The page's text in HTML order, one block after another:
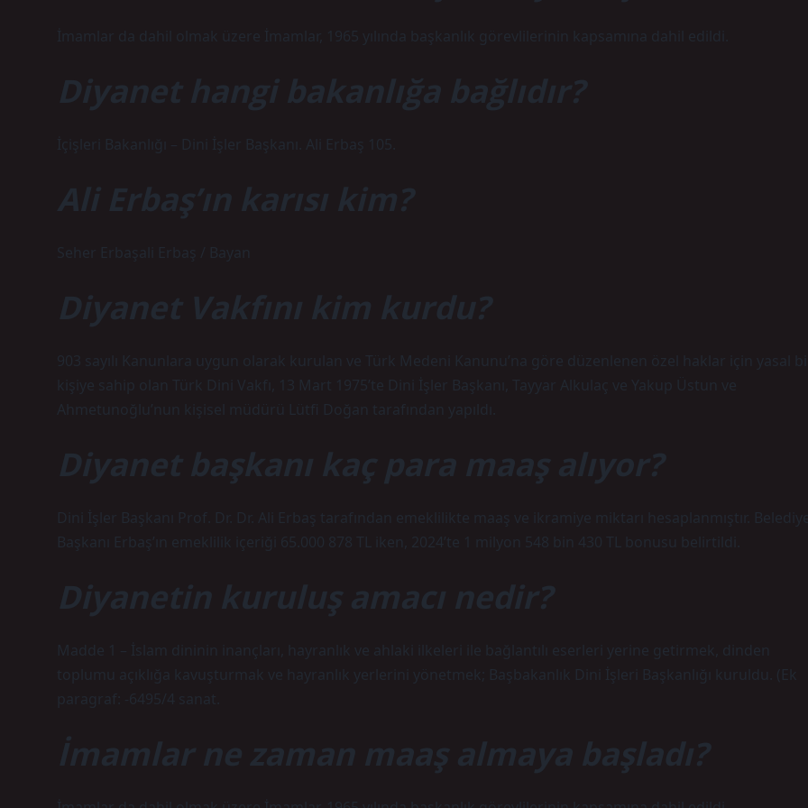
İmamlar da dahil olmak üzere İmamlar, 1965 yılında başkanlık görevlilerinin kapsamına dahil edildi.
Diyanet hangi bakanlığa bağlıdır?
İçişleri Bakanlığı – Dini İşler Başkanı. Ali Erbaş 105.
Ali Erbaş’ın karısı kim?
Seher Erbaşali Erbaş / Bayan
Diyanet Vakfını kim kurdu?
903 sayılı Kanunlara uygun olarak kurulan ve Türk Medeni Kanunu’na göre düzenlenen özel haklar için yasal
kişiye sahip olan Türk Dini Vakfı, 13 Mart 1975’te Dini İşler Başkanı, Tayyar Alkulaç ve Yakup Üstun ve
Ahmetunoğlu’nun kişisel müdürü Lütfi Doğan tarafından yapıldı.
Diyanet başkanı kaç para maaş alıyor?
Dini İşler Başkanı Prof. Dr. Dr. Ali Erbaş tarafından emeklilikte maaş ve ikramiye miktarı hesaplanmıştır.
Başkanı Erbaş’ın emeklilik içeriği 65.000 878 TL iken, 2024’te 1 milyon 548 bin 430 TL bonusu belirtildi.
Diyanetin kuruluş amacı nedir?
Madde 1 – İslam dininin inançları, hayranlık ve ahlaki ilkeleri ile bağlantılı eserleri yerine getirmek, dinden
toplumu açıklığa kavuşturmak ve hayranlık yerlerini yönetmek; Başbakanlık Dini İşleri Başkanlığı kuruldu. (Ek
paragraf: -6495/4 sanat.
İmamlar ne zaman maaş almaya başladı?